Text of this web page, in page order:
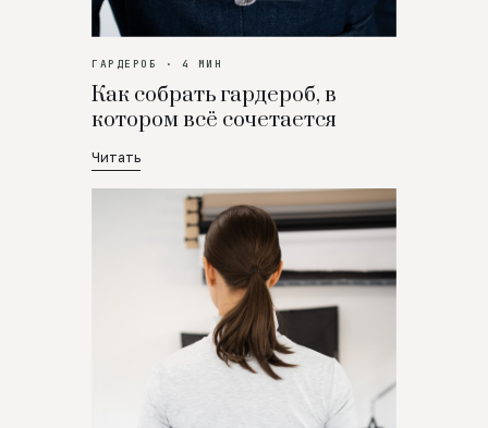
ГАРДЕРОБ · 4 МИН
Как собрать гардероб, в
котором всё сочетается
Читать